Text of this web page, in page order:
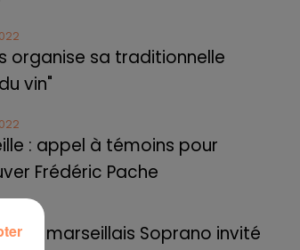
organise sa traditionnelle
vin"
: appel à témoins pour
Frédéric Pache
marseillais Soprano invité